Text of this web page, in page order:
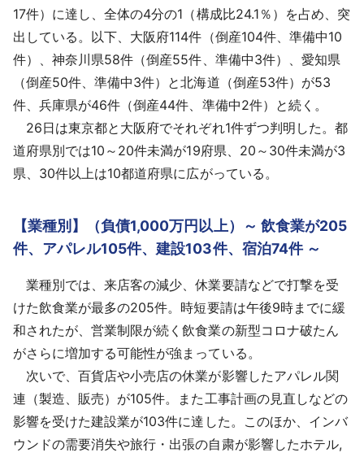
17件）に達し、全体の4分の1（構成比24.1％）を占め、突
出している。以下、大阪府114件（倒産104件、準備中10
件）、神奈川県58件（倒産55件、準備中3件）、愛知県
（倒産50件、準備中3件）と北海道（倒産53件）が53
件、兵庫県が46件（倒産44件、準備中2件）と続く。
26日は東京都と大阪府でそれぞれ1件ずつ判明した。都
道府県別では10～20件未満が19府県、20～30件未満が3
県、30件以上は10都道府県に広がっている。
【業種別】（負債1,000万円以上）～ 飲食業が205
件、アパレル105件、建設103件、宿泊74件 ～
業種別では、来店客の減少、休業要請などで打撃を受
けた飲食業が最多の205件。時短要請は午後9時までに緩
和されたが、営業制限が続く飲食業の新型コロナ破たん
がさらに増加する可能性が強まっている。
次いで、百貨店や小売店の休業が影響したアパレル関
連（製造、販売）が105件。また工事計画の見直しなどの
影響を受けた建設業が103件に達した。このほか、インバ
ウンドの需要消失や旅行・出張の自粛が影響したホテル,